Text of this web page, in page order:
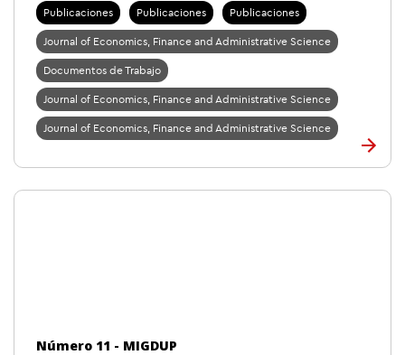
Publicaciones Publicaciones Publicaciones
Journal of Economics, Finance and Administrative Science
Documentos de Trabajo
Journal of Economics, Finance and Administrative Science
Journal of Economics, Finance and Administrative Science
Número 11 - MIGDUP